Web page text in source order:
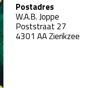
Postadres
W.A.B. Joppe
Poststraat 27
4301 AA Zierikzee